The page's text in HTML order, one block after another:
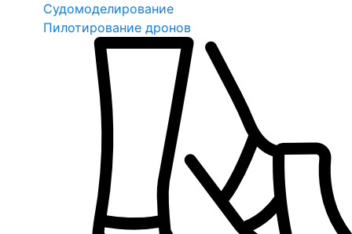
Судомоделирование
Пилотирование дронов